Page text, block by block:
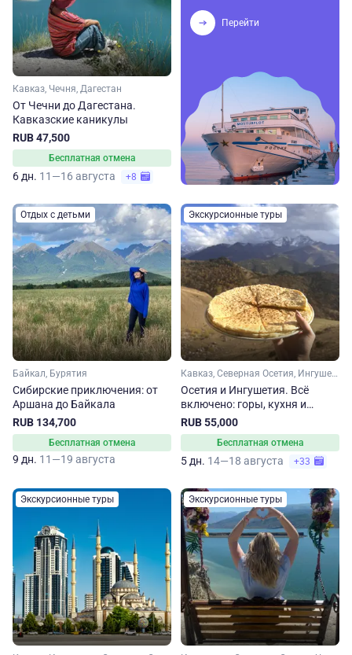
Кавказ, Чечня, Дагестан
От Чечни до Дагестана.
Кавказские каникулы
RUB 47,500
Бесплатная отмена
6 дн. 11—16 августа +8
Перейти
Отдых с детьми
Байкал, Бурятия
Сибирские приключения: от
Аршана до Байкала
RUB 134,700
Бесплатная отмена
9 дн. 11—19 августа
Экскурсионные туры
Кавказ, Северная Осетия, Ингушетия
Осетия и Ингушетия. Всё
включено: горы, кухня и
танцы
RUB 55,000
Бесплатная отмена
5 дн. 14—18 августа +33
Экскурсионные туры Экскурсионные туры